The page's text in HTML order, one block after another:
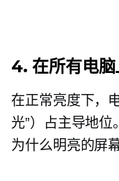
4. 在所有电
在正常亮度下，
光”）占主导地
为什么明亮的屏